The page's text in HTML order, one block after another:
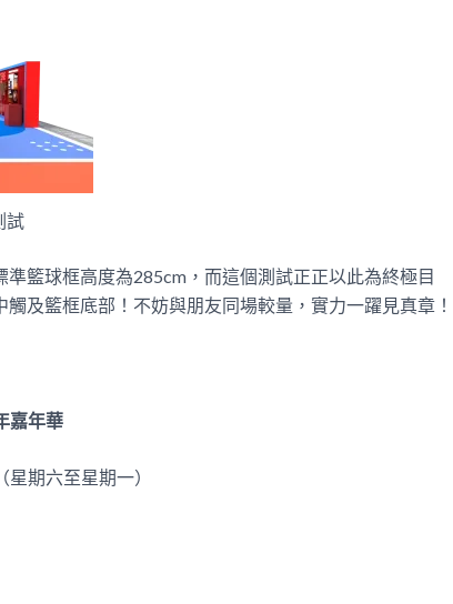
試
籃球框高度為285cm，而這個測試正正以此為終極目
及籃框底部！不妨與朋友同場較量，實力一躍見真章！
嘉年華
期六至星期一）